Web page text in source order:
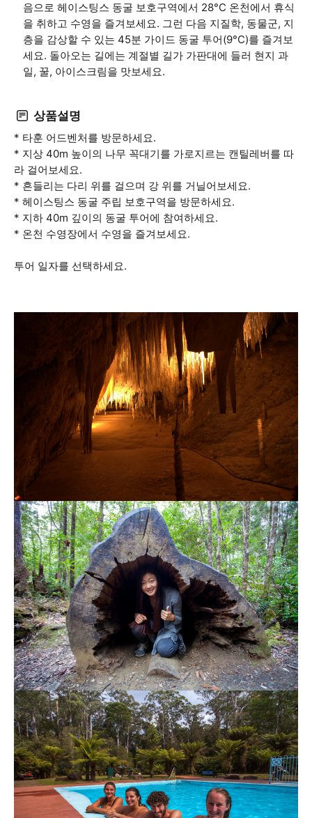
음으로 헤이스팅스 동굴 보호구역에서 28°C 온천에서 휴식
을 취하고 수영을 즐겨보세요. 그런 다음 지질학, 동물군, 지
층을 감상할 수 있는 45분 가이드 동굴 투어(9°C)를 즐겨보
세요. 돌아오는 길에는 계절별 길가 가판대에 들러 현지 과
일, 꿀, 아이스크림을 맛보세요.
상품설명
* 타훈 어드벤처를 방문하세요.
* 지상 40m 높이의 나무 꼭대기를 가로지르는 캔틸레버를 따
라 걸어보세요.
* 흔들리는 다리 위를 걸으며 강 위를 거닐어보세요.
* 헤이스팅스 동굴 주립 보호구역을 방문하세요.
* 지하 40m 깊이의 동굴 투어에 참여하세요.
* 온천 수영장에서 수영을 즐겨보세요.
투어 일자를 선택하세요.